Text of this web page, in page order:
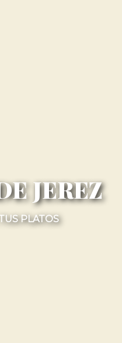
JEREZ
PLATOS